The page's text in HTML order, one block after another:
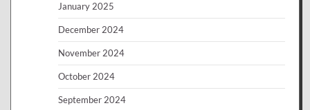
January 2025
December 2024
November 2024
October 2024
September 2024